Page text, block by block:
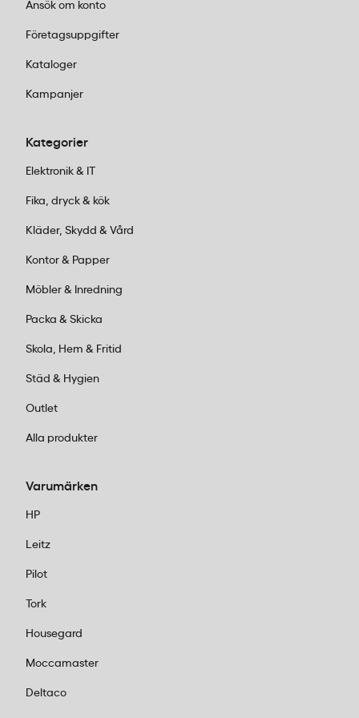
Ansök om konto
Företagsuppgifter
Kataloger
Kampanjer
Kategorier
Elektronik & IT
Fika, dryck & kök
Kläder, Skydd & Vård
Kontor & Papper
Möbler & Inredning
Packa & Skicka
Skola, Hem & Fritid
Städ & Hygien
Outlet
Alla produkter
Varumärken
HP
Leitz
Pilot
Tork
Housegard
Moccamaster
Deltaco